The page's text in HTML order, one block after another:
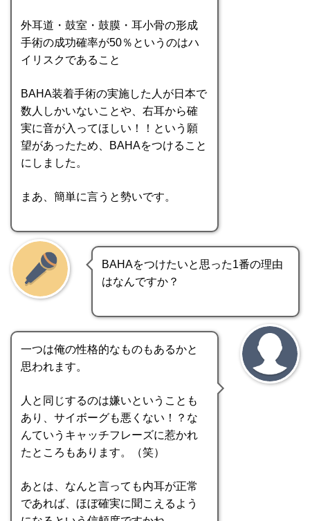
外耳道・鼓室・鼓膜・耳小骨の形成
手術の成功確率が50％というのはハ
イリスクであること
BAHA装着手術の実施した人が日本で
数人しかいないことや、右耳から確
実に音が入ってほしい！！という願
望があったため、BAHAをつけること
にしました。
まあ、簡単に言うと勢いです。
BAHAをつけたいと思った1番の理由
はなんですか？
一つは俺の性格的なものもあるかと
思われます。
人と同じするのは嫌いということも
あり、サイボーグも悪くない！？な
んていうキャッチフレーズに惹かれ
たところもあります。（笑）
あとは、なんと言っても内耳が正常
であれば、ほぼ確実に聞こえるよう